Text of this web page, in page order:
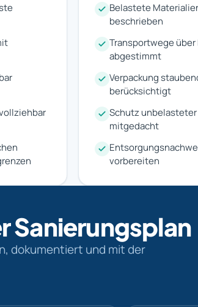
Belastete
beschrieben
Transportwege
abgestimmt
Verpackung
berücksichtigt
Schutz
mitgedacht
vorbereiten
Sanierungsplan
dokumentiert und mit der